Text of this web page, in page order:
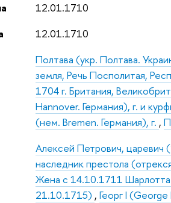
12.01.1710
12.01.1710
Полтава (укр. Полтава.
земля, Речь Посполитая,
1704 г. Британия,
Hannover. Германия), г. и
(нем. Bremen. Германия), г. ,
Алексей Петрович,
наследник престола
Жена с 14.10.1711
21.10.1715) ,Георг I